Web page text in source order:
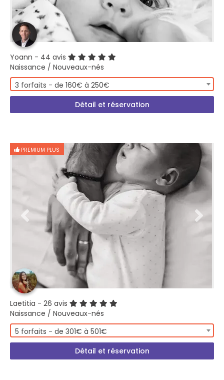
Yoann - 44 avis
Naissance / Nouveaux-nés
3 forfaits - de 160€ à 250€
Détail et réservation
PREMIUM PLUS
Laetitia - 26 avis
Naissance / Nouveaux-nés
5 forfaits - de 301€ à 501€
Détail et réservation